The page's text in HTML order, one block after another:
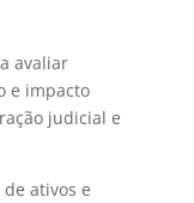
avaliar
e impacto
judicial e
ativos e